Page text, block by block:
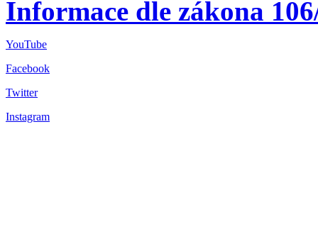
Informace dle zákona
YouTube
Facebook
Twitter
Instagram